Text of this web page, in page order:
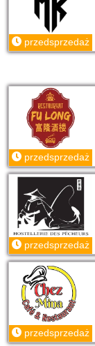
przedsprzedaż
przedsprzedaż
przedsprzedaż
przedsprzedaż